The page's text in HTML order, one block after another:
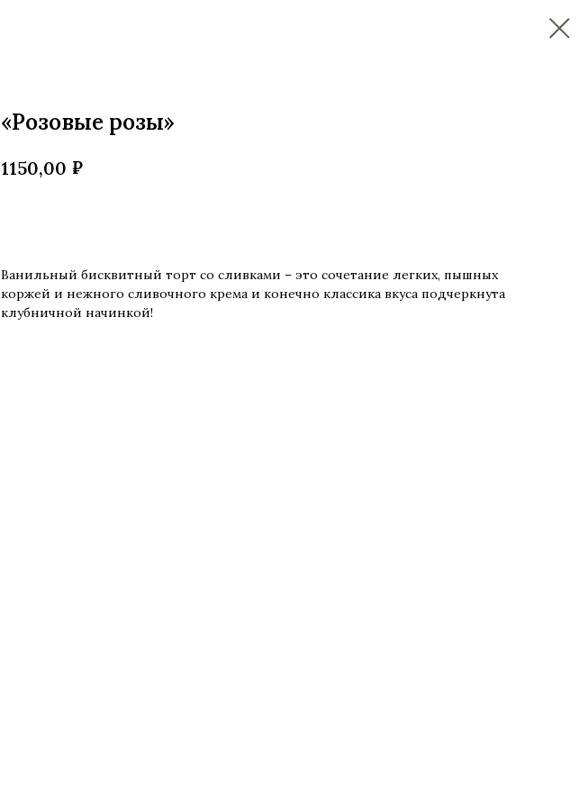
«Розовые розы»
1150,00 ₽
Ванильный бисквитный торт со сливками – это сочетание легких, пышных
коржей и нежного сливочного крема и конечно классика вкуса подчеркнута
клубничной начинкой!